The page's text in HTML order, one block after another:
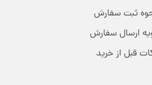
ثبت سفارش
ارسال سفارش
قبل از خرید